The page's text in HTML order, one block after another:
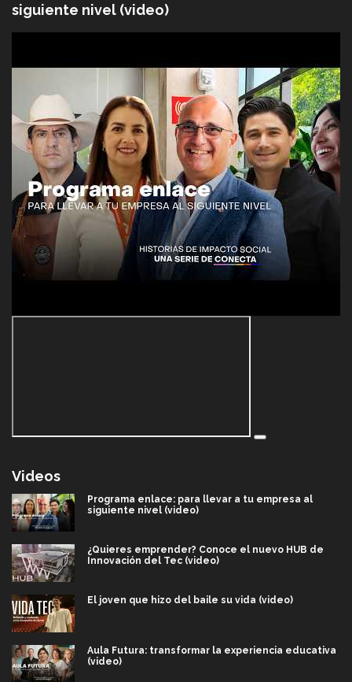
siguiente nivel (video)
Videos
Programa enlace: para llevar a tu empresa al
siguiente nivel (video)
¿Quieres emprender? Conoce el nuevo HUB de
Innovación del Tec (video)
El joven que hizo del baile su vida (video)
Aula Futura: transformar la experiencia educativa
(video)